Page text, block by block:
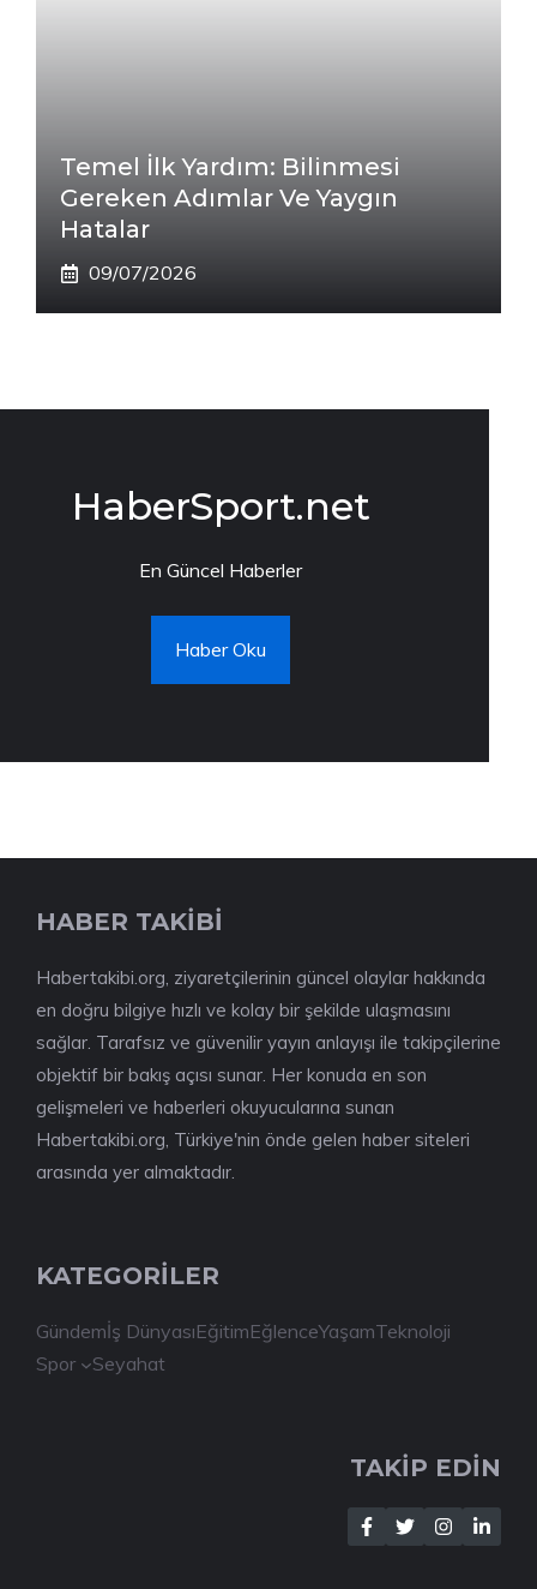
Temel İlk Yardım: Bilinmesi
Gereken Adımlar Ve Yaygın
Hatalar
09/07/2026
HaberSport.net
En Güncel Haberler
Haber Oku
HABER TAKİBİ
Habertakibi.org, ziyaretçilerinin güncel olaylar hakkında
en doğru bilgiye hızlı ve kolay bir şekilde ulaşmasını
sağlar. Tarafsız ve güvenilir yayın anlayışı ile takipçilerine
objektif bir bakış açısı sunar. Her konuda en son
gelişmeleri ve haberleri okuyucularına sunan
Habertakibi.org, Türkiye'nin önde gelen haber siteleri
arasında yer almaktadır.
KATEGORİLER
Gündemİş DünyasıEğitimEğlenceYaşamTeknoloji
Spor
Seyahat
TAKİP EDİN